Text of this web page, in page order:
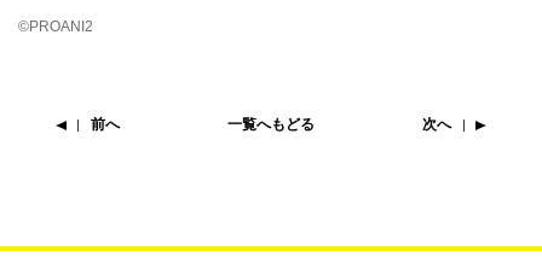
©PROANI2
前へ 一覧へもどる 次へ